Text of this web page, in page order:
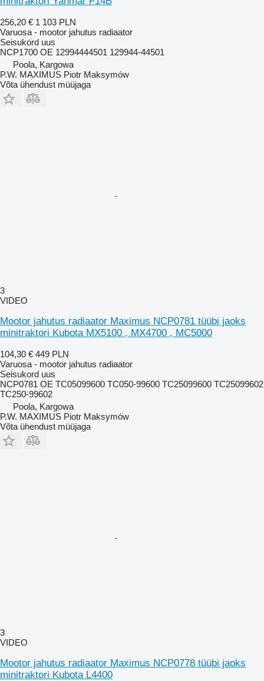
256,20 € 1 103 PLN
Varuosa - mootor jahutus radiaator
Seisukord uus
NCP1700 OE 12994444501 129944-44501
Poola, Kargowa
P.W. MAXIMUS Piotr Maksymów
Võta ühendust müüjaga
3
VIDEO
Mootor jahutus radiaator Maximus NCP0781 tüübi jaoks
minitraktori Kubota MX5100 , MX4700 , MC5000
104,30 € 449 PLN
Varuosa - mootor jahutus radiaator
Seisukord uus
NCP0781 OE TC05099600 TC050-99600 TC25099600 TC25099602
TC250-99602
Poola, Kargowa
P.W. MAXIMUS Piotr Maksymów
Võta ühendust müüjaga
3
VIDEO
Mootor jahutus radiaator Maximus NCP0778 tüübi jaoks
minitraktori Kubota L4400